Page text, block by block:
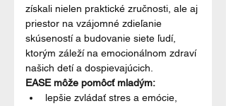
získali nielen praktické zručnosti, ale aj
priestor na vzájomné zdieľanie
skúseností a budovanie siete ľudí,
ktorým záleží na emocionálnom zdraví
našich detí a dospievajúcich.
EASE môže pomôcť mladým:
lepšie zvládať stres a emócie,